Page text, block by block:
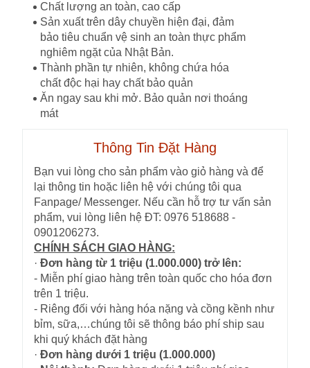
Chất lượng an toàn, cao cấp
Sản xuất trên dây chuyền hiện đại, đảm
bảo tiêu chuẩn vệ sinh an toàn thực phẩm
nghiêm ngặt của Nhật Bản.
Thành phần tự nhiên, không chứa hóa
chất độc hại hay chất bảo quản
Ăn ngay sau khi mở. Bảo quản nơi thoáng
mát
Thông Tin Đặt Hàng
Bạn vui lòng cho sản phẩm vào giỏ hàng và để
lại thông tin hoặc liên hệ với chúng tôi qua
Fanpage/ Messenger. Nếu cần hỗ trợ tư vấn sản
phẩm, vui lòng liên hệ ĐT: 0976 518688 -
0901206273.
CHÍNH SÁCH GIAO HÀNG:
· Đơn hàng từ 1 triệu (1.000.000) trở lên:
- Miễn phí giao hàng trên toàn quốc cho hóa đơn
trên 1 triệu.
- Riêng đối với hàng hóa nặng và cồng kềnh như
bỉm, sữa,…chúng tôi sẽ thông báo phí ship sau
khi quý khách đặt hàng
· Đơn hàng dưới 1 triệu (1.000.000)